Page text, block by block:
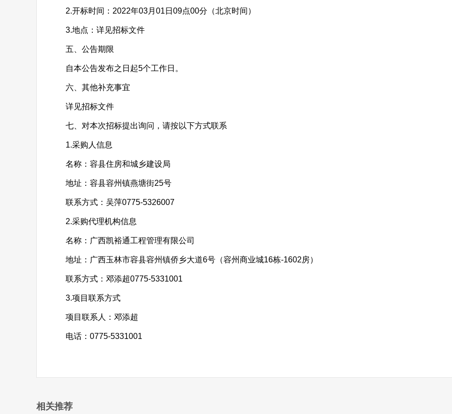
2.开标时间：2022年03月01日09点00分（北京时间）
3.地点：详见招标文件
五、公告期限
自本公告发布之日起5个工作日。
六、其他补充事宜
详见招标文件
七、对本次招标提出询问，请按以下方式联系
1.采购人信息
名称：容县住房和城乡建设局
地址：容县容州镇燕塘街25号
联系方式：吴萍0775-5326007
2.采购代理机构信息
名称：广西凯裕通工程管理有限公司
地址：广西玉林市容县容州镇侨乡大道6号（容州商业城16栋-1602房）
联系方式：邓添超0775-5331001
3.项目联系方式
项目联系人：邓添超
电话：0775-5331001
相关推荐